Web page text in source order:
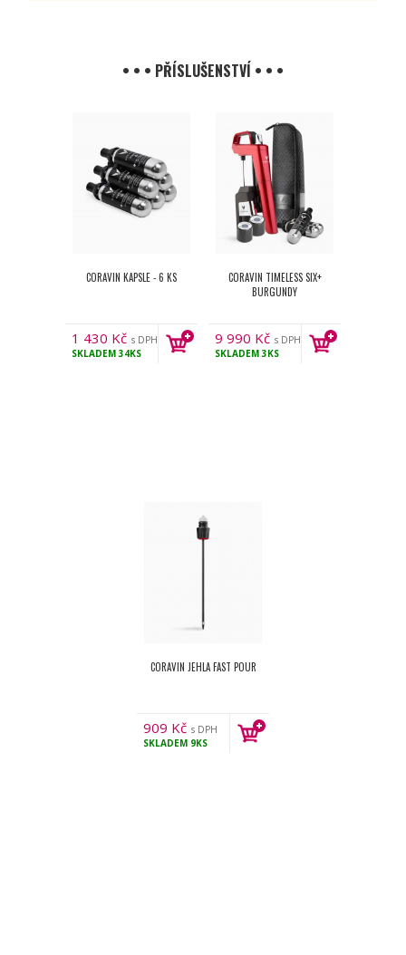
• • • PŘÍSLUŠENSTVÍ • • •
CORAVIN KAPSLE - 6 KS
1 430 Kč s DPH
SKLADEM34KS
CORAVIN TIMELESS SIX+
BURGUNDY
9 990 Kč s DPH
SKLADEM3KS
CORAVIN JEHLA FAST POUR
909 Kč s DPH
SKLADEM 9KS